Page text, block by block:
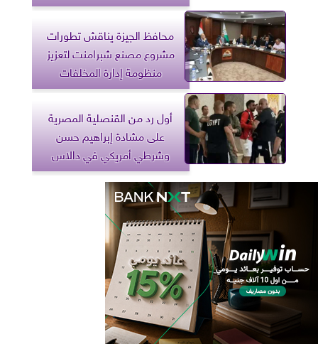
محافظ الجيزة يناقش تطورات
مشروع مصنع شبرامنت لتعزيز
منظومة إدارة المخلفات
أول رد من القنصلية المصرية
على مشادة إبراهيم حسن
وشرطي أمريكي في دالاس